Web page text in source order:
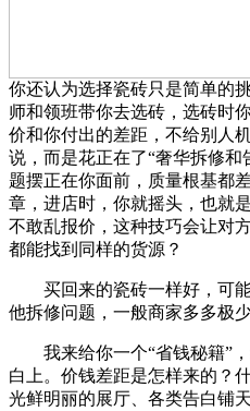
你还认为选择瓷砖只是简单的
师和领班带你去选砖，选砖时
价和你付出的差距，不给别人
说，而是花正在了“奢华拆修和
题摆正在你面前，质量根基都
章，进店时，你就摇头，也就
不敢乱报价，这种技巧会让对
都能找到同样的货源？
买回来的瓷砖一样好，可能
他拆修问题，一般商家多多极
我来给你一个“省钱秘籍”，
白上。价钱差距是怎样来的？
光鲜明丽的展厅、各类告白铺